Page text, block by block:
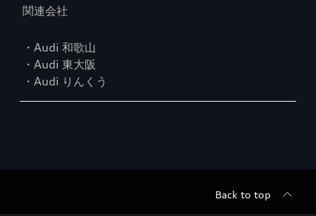
関連会社
・Audi 和歌山
・Audi 東大阪
・Audi りんくう
Back to top